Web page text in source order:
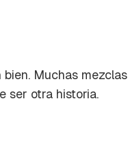
Muchas mezclas
ser otra historia.